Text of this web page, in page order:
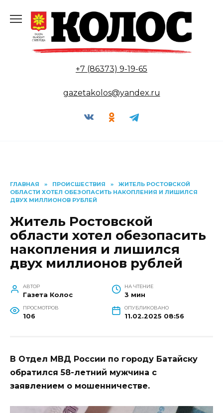
содержанию
+7 (86373) 9-19-65
gazetakolos@yandex.ru
ГЛАВНАЯ » ПРОИСШЕСТВИЯ »
ЖИТЕЛЬ РОСТОВСКОЙ
ОБЛАСТИ ХОТЕЛ ОБЕЗОПАСИТЬ НАКОПЛЕНИЯ И ЛИШИЛСЯ
ДВУХ МИЛЛИОНОВ РУБЛЕЙ
Житель Ростовской
области хотел обезопасить
накопления и лишился
двух миллионов рублей
АВТОР
Газета Колос
НА ЧТЕНИЕ
3 мин
ПРОСМОТРОВ
106
ОПУБЛИКОВАНО
11.02.2025 08:56
В Отдел МВД России по городу Батайску
обратился 58-летний мужчина с
заявлением о мошенничестве.